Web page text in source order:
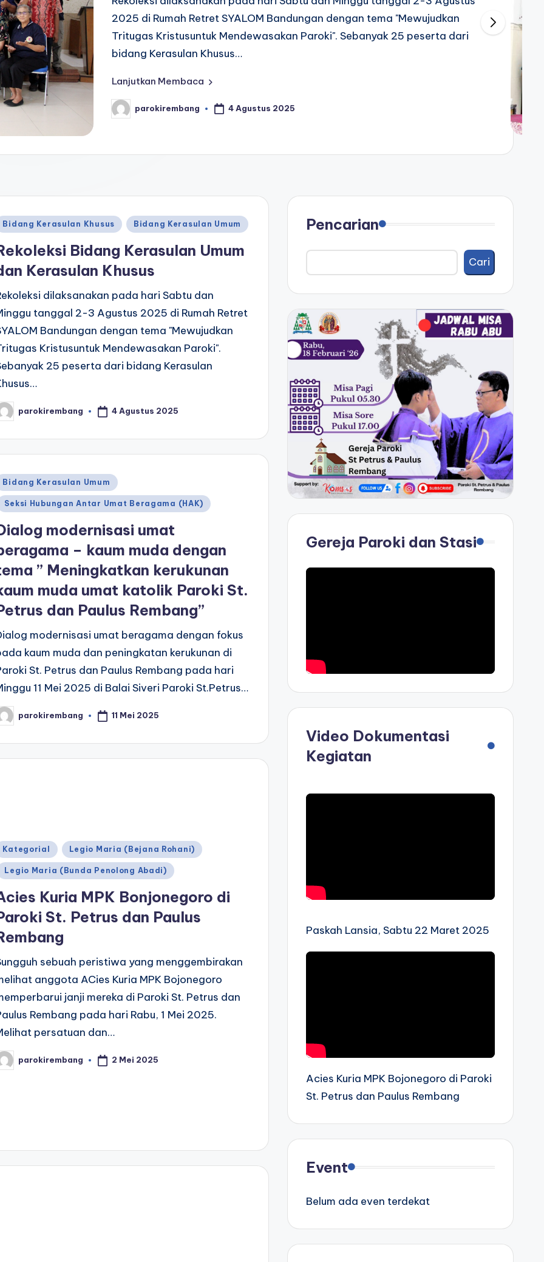
2025 di Rumah Retret SYALOM Bandungan dengan tema "Mewujudkan
Tritugas Kristusuntuk Mendewasakan Paroki". Sebanyak 25 peserta dari
bidang Kerasulan Khusus…
Lanjutkan Membaca
Posted
by
parokirembang 4 Agustus 2025
Bidang Kerasulan Khusus Bidang Kerasulan Umum
Bidang Kerasulan Umum
Kerasulan Khusus
dilaksanakan pada hari Sabtu dan
tanggal 2-3 Agustus 2025 di Rumah Retret
Bandungan dengan tema "Mewujudkan
Kristusuntuk Mendewasakan Paroki".
25 peserta dari bidang Kerasulan
parokirembang 4 Agustus 2025
Bidang Kerasulan Umum
Seksi Hubungan Antar Umat Beragama (HAK)
modernisasi umat
– kaum muda dengan
” Meningkatkan kerukunan
muda umat katolik Paroki St.
dan Paulus Rembang”
modernisasi umat beragama dengan fokus
kaum muda dan peningkatan kerukunan di
St. Petrus dan Paulus Rembang pada hari
11 Mei 2025 di Balai Siveri Paroki St.Petrus…
parokirembang 11 Mei 2025
Kategorial Legio Maria (Bejana Rohani)
Legio Maria (Bunda Penolong Abadi)
Kuria MPK Bonjonegoro di
St. Petrus dan Paulus
sebuah peristiwa yang menggembirakan
anggota ACies Kuria MPK Bojonegoro
janji mereka di Paroki St. Petrus dan
Rembang pada hari Rabu, 1 Mei 2025.
persatuan dan…
parokirembang 2 Mei 2025
Pencarian
Cari
Gereja Paroki dan Stasi
Video Dokumentasi
Kegiatan
Paskah Lansia, Sabtu 22 Maret 2025
Acies Kuria MPK Bojonegoro di Paroki
St. Petrus dan Paulus Rembang
Event
Belum ada even terdekat